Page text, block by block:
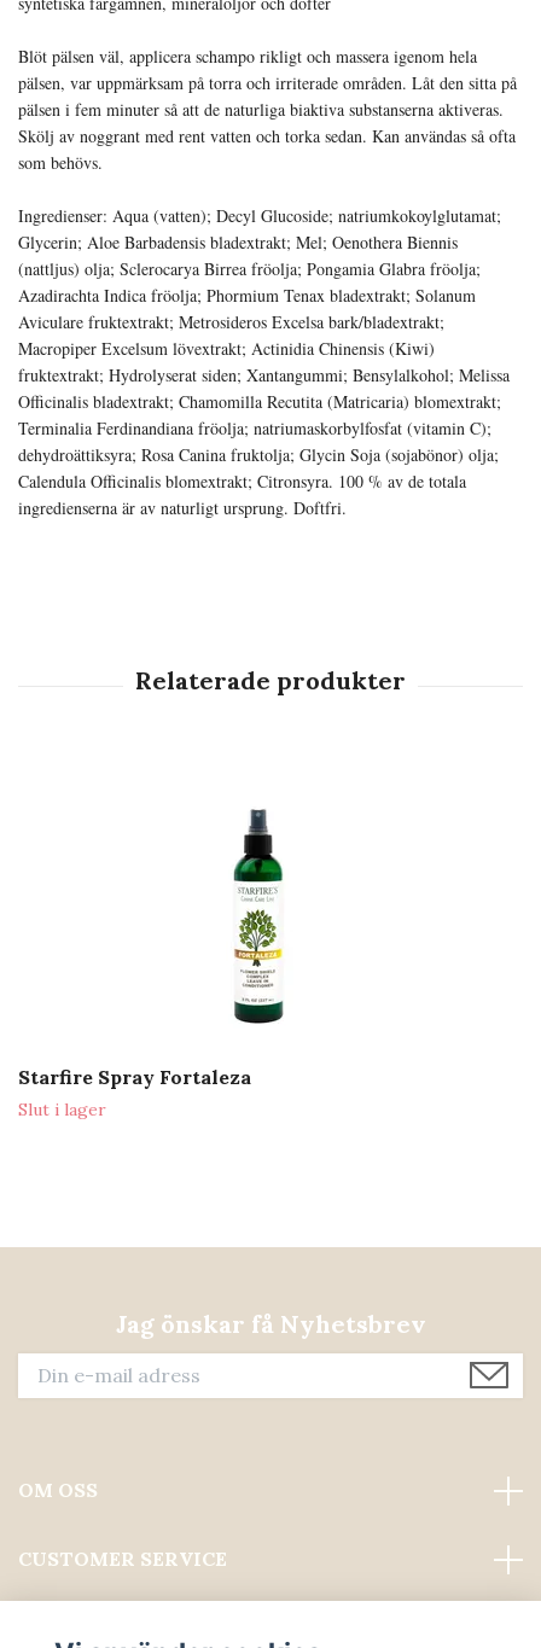
Blöt pälsen väl, applicera schampo rikligt och massera igenom hela
pälsen, var uppmärksam på torra och irriterade områden. Låt den sitta på
pälsen i fem minuter så att de naturliga biaktiva substanserna aktiveras.
Skölj av noggrant med rent vatten och torka sedan. Kan användas så ofta
som behövs.
Ingredienser: Aqua (vatten); Decyl Glucoside; natriumkokoylglutamat;
Glycerin; Aloe Barbadensis bladextrakt; Mel; Oenothera Biennis
(nattljus) olja; Sclerocarya Birrea fröolja; Pongamia Glabra fröolja;
Azadirachta Indica fröolja; Phormium Tenax bladextrakt; Solanum
Aviculare fruktextrakt; Metrosideros Excelsa bark/bladextrakt;
Macropiper Excelsum lövextrakt; Actinidia Chinensis (Kiwi)
fruktextrakt; Hydrolyserat siden; Xantangummi; Bensylalkohol; Melissa
Officinalis bladextrakt; Chamomilla Recutita (Matricaria) blomextrakt;
Terminalia Ferdinandiana fröolja; natriumaskorbylfosfat (vitamin C);
dehydroättiksyra; Rosa Canina fruktolja; Glycin Soja (sojabönor) olja;
Calendula Officinalis blomextrakt; Citronsyra. 100 % av de totala
ingredienserna är av naturligt ursprung. Doftfri.
Starfire Spray Fortaleza
Slut i lager
Jag önskar få Nyhetsbrev
OM OSS
CUSTOMER SERVICE